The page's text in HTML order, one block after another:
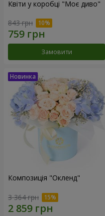
Квіти у коробці "Моє диво"
843 грн
Замовити
Композиція "Окленд"
3 364 грн